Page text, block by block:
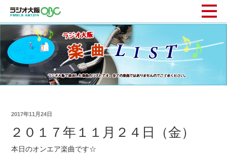
2017年11月24日
２０１７年１１月２４日（金）
本日のオンエア楽曲です☆